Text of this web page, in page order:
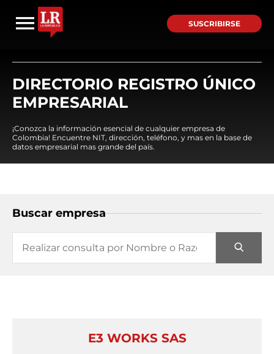
SUSCRIBIRSE
DIRECTORIO REGISTRO ÚNICO
EMPRESARIAL
¡Conozca la información esencial de cualquier empresa de
Colombia! Encuentre NIT, dirección, teléfono, y mas en la base de
datos empresarial mas grande del país.
Buscar empresa
E3 WORKS SAS